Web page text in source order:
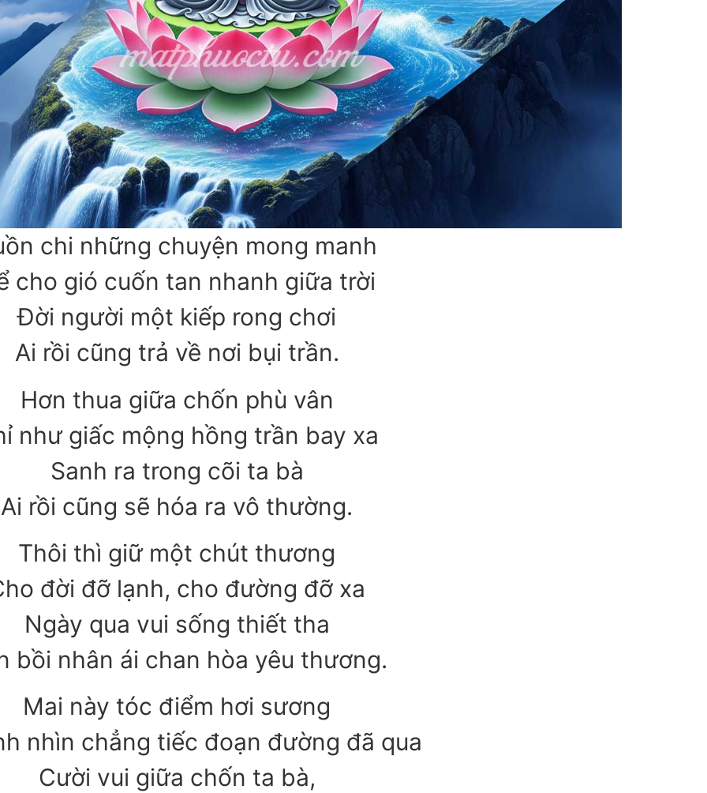
chi những chuyện mong manh
cho gió cuốn tan nhanh giữa trời
Đời người một kiếp rong chơi
Ai rồi cũng trả về nơi bụi trần.
Hơn thua giữa chốn phù vân
như giấc mộng hồng trần bay xa
Sanh ra trong cõi ta bà
Ai rồi cũng sẽ hóa ra vô thường.
Thôi thì giữ một chút thương
đời đỡ lạnh, cho đường đỡ xa
Ngày qua vui sống thiết tha
bồi nhân ái chan hòa yêu thương.
Mai này tóc điểm hơi sương
nhìn chẳng tiếc đoạn đường đã qua
Cười vui giữa chốn ta bà,